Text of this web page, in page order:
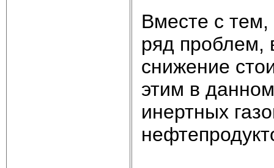
Вместе с тем,
ряд проблем,
снижение
этим в
инертных